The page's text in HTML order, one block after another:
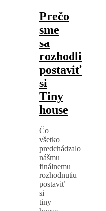
Prečo
sme
sa
rozhodli
postaviť
si
Tiny
house
Čo
všetko
predchádzalo
nášmu
finálnemu
rozhodnutiu
postaviť
si
tiny